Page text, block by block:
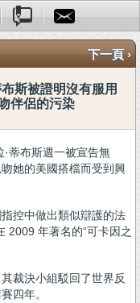
下一頁 ›
斯被證明沒有服用
伴侶的污染
蒂布斯週一被宣告無
她的美國搭檔而受到興
控中做出類似辯護的法
年著名的“可卡因之
裁決小組駁回了世界反
四年。